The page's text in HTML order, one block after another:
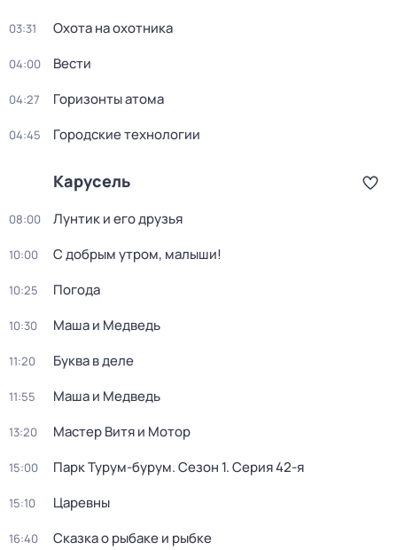
03:31 Охота на охотника
04:00 Вести
04:27 Горизонты атома
04:45 Городские технологии
Карусель
08:00 Лунтик и его друзья
10:00 С добрым утром, малыши!
10:25 Погода
10:30 Маша и Медведь
11:20 Буква в деле
11:55 Маша и Медведь
13:20 Мастер Витя и Мотор
15:00 Парк Турум-бурум. Сезон 1. Серия 42-я
15:10 Царевны
16:40 Сказка о рыбаке и рыбке